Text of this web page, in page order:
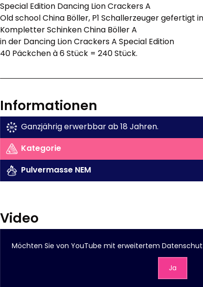
Special Edition Dancing Lion Crackers A
Old school China Böller, P1 Schallerzeuger gefertigt
Kompletter Schinken China Böller A
in der Dancing Lion Crackers A Special Edition
40 Päckchen à 6 Stück = 240 Stück.
Informationen
Ganzjährig erwerbbar ab 18 Jahren.
Kategorie
Pulvermasse NEM
Video
Möchten Sie vonYouTube mit erweitertem
Ja